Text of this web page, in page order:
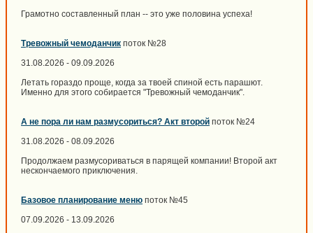
Грамотно составленный план -- это уже половина успеха!
Тревожный чемоданчик поток №28
31.08.2026 - 09.09.2026
Летать гораздо проще, когда за твоей спиной есть парашют.
Именно для этого собирается "Тревожный чемоданчик".
А не пора ли нам размусориться? Акт второй поток №24
31.08.2026 - 08.09.2026
Продолжаем размусориваться в парящей компании! Второй акт
нескончаемого приключения.
Базовое планирование меню поток №45
07.09.2026 - 13.09.2026